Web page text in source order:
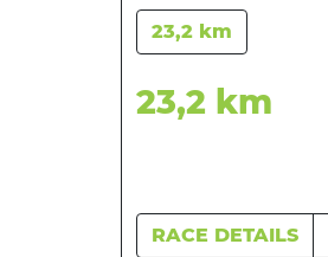
23,2 km
23,2 km
RACE DETAILS